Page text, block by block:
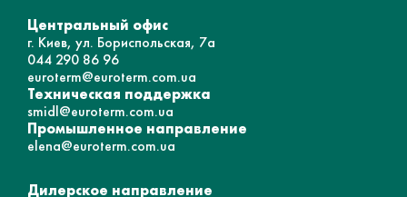
Центральный офис
г. Киев, ул. Бориспольская, 7а
044 290 86 96
euroterm@euroterm.com.ua
Техническая поддержка
smidl@euroterm.com.ua
Промышленное направление
elena@euroterm.com.ua
Дилерское направление